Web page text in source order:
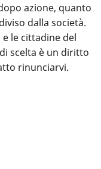
azione, quanto
dalla società.
le cittadine del
scelta è un diritto
rinunciarvi.